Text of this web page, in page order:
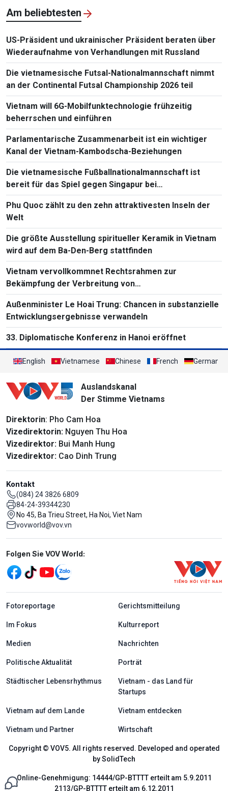
Am beliebtesten
US-Präsident und ukrainischer Präsident beraten über
Wiederaufnahme von Verhandlungen mit Russland
Die vietnamesische Futsal-Nationalmannschaft nimmt
an der Continental Futsal Championship 2026 teil
Vietnam will 6G-Mobilfunktechnologie frühzeitig
beherrschen und einführen
Parlamentarische Zusammenarbeit ist ein wichtiger
Kanal der Vietnam-Kambodscha-Beziehungen
Die vietnamesische Fußballnationalmannschaft ist
bereit für das Spiel gegen Singapur bei
Südostasienmeisterschaft 2026
Phu Quoc zählt zu den zehn attraktivesten Inseln der
Welt
Die größte Ausstellung spiritueller Keramik in Vietnam
wird auf dem Ba-Den-Berg stattfinden
Vietnam vervollkommnet Rechtsrahmen zur
Bekämpfung der Verbreitung von
Massenvernichtungswaffen
Außenminister Le Hoai Trung: Chancen in substanzielle
Entwicklungsergebnisse verwandeln
33. Diplomatische Konferenz in Hanoi eröffnet
English Vietnamese Chinese French German
Auslandskanal
Der Stimme Vietnams
Direktorin: Pho Cam Hoa
Vizedirektorin: Nguyen Thu Hoa
Vizedirektor: Bui Manh Hung
Vizedirektor: Cao Dinh Trung
Kontakt
(084) 24 3826 6809
84-24-39344230
No 45, Ba Trieu Street, Ha Noi, Viet Nam
vovworld@vov.vn
Mạng xã hội
Folgen Sie VOV World:
menu footer tiếng Đức
Fotoreportage Gerichtsmitteilung
Im Fokus Kulturreport
Medien Nachrichten
Politische Aktualität Porträt
Städtischer Lebensrhythmus
Vietnam - das Land für
Startups
Vietnam auf dem Lande Vietnam entdecken
Vietnam und Partner Wirtschaft
Copyright © VOV5. All rights reserved. Developed and operated
by SolidTech
Online-Genehmigung: 14444/GP-BTTTT erteilt am 5.9.2011
2113/GP-BTTTT erteilt am 6.12.2011